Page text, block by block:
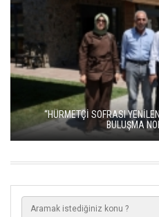
“HÜRMETÇİ SOFRASI
BULUŞMA